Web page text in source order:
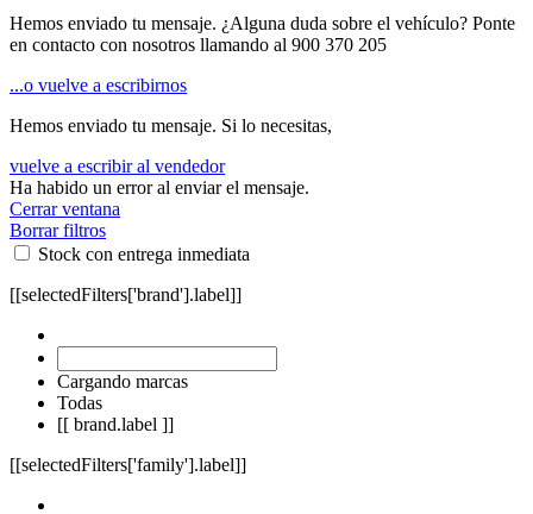
Hemos enviado tu mensaje. ¿Alguna duda sobre el vehículo? Ponte
en contacto con nosotros llamando al 900 370 205
...o vuelve a escribirnos
Hemos enviado tu mensaje. Si lo necesitas,
vuelve a escribir al vendedor
Ha habido un error al enviar el mensaje.
Cerrar ventana
Borrar filtros
Stock con entrega inmediata
[[selectedFilters['brand'].label]]
Cargando marcas
Todas
[[ brand.label ]]
[[selectedFilters['family'].label]]